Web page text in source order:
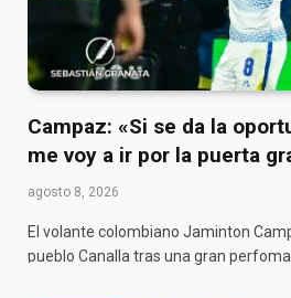
Campaz: «Si se da la
me voy a ir por la puerta
agosto 8, 2026
El volante colombiano Jaminton
pueblo Canalla tras una gran